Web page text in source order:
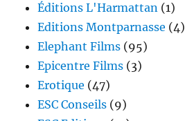
Éditions L'Harmattan (1)
Editions Montparnasse (4)
Elephant Films (95)
Epicentre Films (3)
Erotique (47)
ESC Conseils (9)